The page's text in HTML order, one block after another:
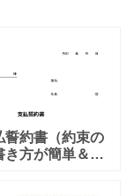
誓約書（約束の
き方が簡単＆項